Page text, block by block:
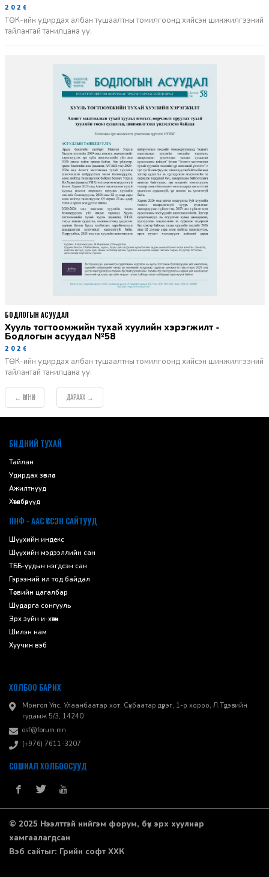
2026-06-02
ТӨК-ийн удирдах албан тушаалтны томилгоонд хийсэн шинжилгээний
тайлантай танилцана уу.
Хууль тогтоомжийн тухай хуулийн хэрэгжилт -
Бодлогын асуудал №58
2026-06-02
ТӨК-ийн удирдах албан тушаалтны томилгоонд хийсэн шинжилгээний
тайлантай танилцана уу.
БОДЛОГЫН АСУУДАЛ
← ӨМНӨХ ДАРААХ →
БИДНИЙ ТУХАЙ
Тайлан
Удирдах зөвлөл
Ажилтнууд
Хөтөлбөрүүд
ННФ - ААС ҮҮССЭН САЙТУУД
Шүүхийн индекс
Шүүхийн мэдээллийн сан
ТББ-уудын нэгдсэн сан
Гэрээний ил тод байдал
Төсвийн цагалбар
Шударга сонгууль
Эрх зүйн и-хөтөч
Шилэн нам
Хуучин вэб
ХОЛБОО БАРИХ
Монгол Улс, Улаанбаатар хот, Сүхбаатар дүүрэг, 1-р хороо, ​Л.Түдэвийн
гудамж 5/3, 14240
osf@forum.mn
(+976) 7611-3207
СОШИАЛ ХОЛБООСУУД
© 2025 Нээлттэй нийгэм форум, бүх эрх хуулиар
хамгаалагдсан
Вэб сайтыг: Грийн софт ХХК